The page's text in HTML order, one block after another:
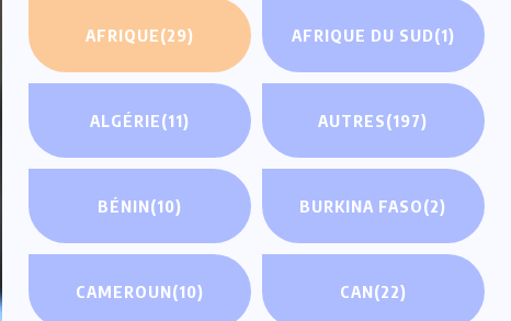
AFRIQUE(29) AFRIQUE DU SUD(1)
ALGÉRIE(11) AUTRES(197)
BÉNIN(10) BURKINA FASO(2)
CAMEROUN(10) CAN(22)